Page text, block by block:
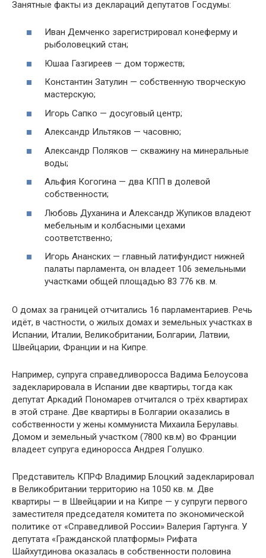
Занятные факты из деклараций депутатов Госдумы:
Иван Демченко зарегистрировал конеферму и
рыболовецкий стан;
Юшаа Газгиреев — дом торжеств;
Константин Затулин — собственную творческую
мастерскую;
Игорь Сапко — досуговый центр;
Александр Ильтяков — часовню;
Александр Поляков — скважину на минеральные
воды;
Альфия Когогина — два КПП в долевой
собственности;
Любовь Духанина и Александр Жупиков владеют
мебельным и колбасными цехами
соответственно;
Игорь Ананских — главный латифундист нижней
палаты парламента, он владеет 106 земельными
участками общей площадью 83 776 кв. м.
О домах за границей отчитались 16 парламентариев. Речь
идёт, в частности, о жилых домах и земельных участках в
Испании, Италии, Великобритании, Болгарии, Латвии,
Швейцарии, Франции и на Кипре.
Например, супруга справедливоросса Вадима Белоусова
задекларировала в Испании две квартиры, тогда как
депутат Аркадий Пономарев отчитался о трёх квартирах
в этой стране. Две квартиры в Болгарии оказались в
собственности у жены коммуниста Михаила Берулавы.
Домом и земельный участком (7800 кв.м) во Франции
владеет супруга единоросса Андрея Голушко.
Представитель КПРФ Владимир Блоцкий задекларировал
в Великобритании территорию на 1050 кв. м. Две
квартиры — в Швейцарии и на Кипре — у супруги первого
заместителя председателя комитета по экономической
политике от «Справедливой России» Валерия Гартунга. У
депутата «Гражданской платформы» Рифата
Шайхутдинова оказалась в собственности половина